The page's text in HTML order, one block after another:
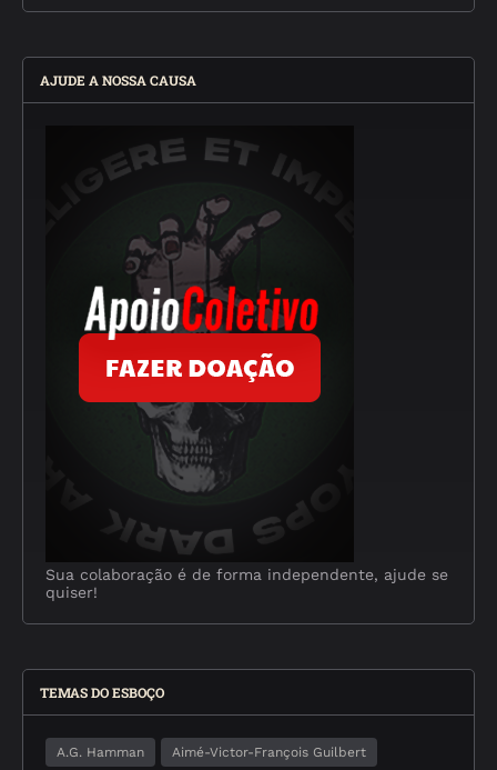
AJUDE A NOSSA CAUSA
Sua colaboração é de forma independente, ajude se
quiser!
TEMAS DO ESBOÇO
A.G. Hamman Aimé-Victor-François Guilbert